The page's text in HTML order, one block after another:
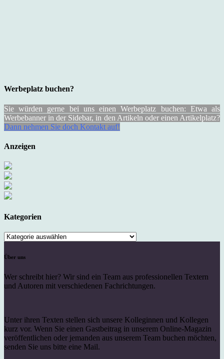
Werbeplatz buchen?
Sie würden gerne bei uns einen Werbeplatz buchen: Etwa als
Werbebanner in der Sidebar, in den Artikeln oder einen Artikelplatz?
Dann nehmen Sie doch Kontakt auf!
Anzeigen
Kategorien
Kategorien
Über uns
Wer schreibt hier? Wir sind ein Team aus professionellen Textern
und Autoren mit verschiedenen Fachrichtungen.
Unter ihren Texten stellen sich unsere Kolleginnen und Kollegen
kurz vor. Wenn Sie einen Gastbeitrag in unserem Online-Magazin
veröffentlichen oder jemanden aus unserem Team buchen möchten,
senden Sie uns bitte eine Mail.